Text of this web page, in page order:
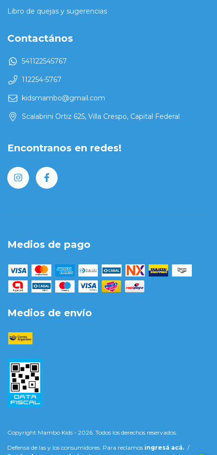
Libro de quejas y sugerencias
Contactános
541122545767
112254-5767
kidsmambo@gmail.com
Scalabrini Ortiz 625, Villa Crespo, Capital Federal
Encontranos en redes!
Medios de pago
Medios de envío
Copyright Mambo Kids - 2026. Todos los derechos reservados.
Defensa de las y los consumidores. Para reclamos ingresá acá. /